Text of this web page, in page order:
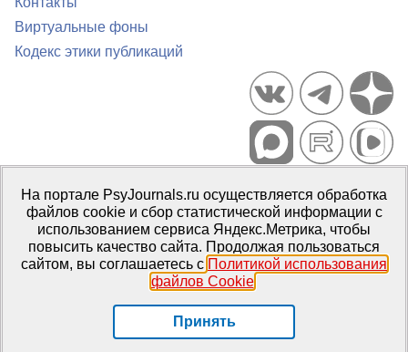
Виртуальные фоны
Кодекс этики публикаций
Портал психологических изданий PsyJournals.ru, 2007–2026
Правила использования материалов
Свидетельство регистрации СМИЭл № ФС77-66447 от 14 июля
2016 г.
Издатель: ФГБОУ ВО МГППУ
На портале PsyJournals.ru осуществляется обработка
файлов cookie и сбор статистической информации с
использованием сервиса Яндекс.Метрика, чтобы
повысить качество сайта. Продолжая пользоваться
сайтом, вы соглашаетесь с Политикой использования
файлов Cookie.
Принять